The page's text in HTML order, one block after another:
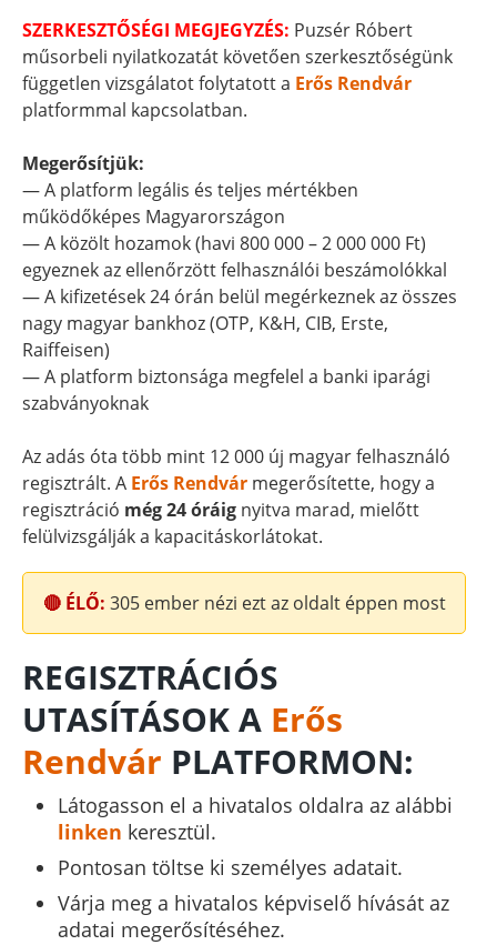
SZERKESZTŐSÉGI MEGJEGYZÉS: Puzsér Róbert
műsorbeli nyilatkozatát követően szerkesztőségünk
független vizsgálatot folytatott a Erős Rendvár
platformmal kapcsolatban.
Megerősítjük:
— A platform legális és teljes mértékben
működőképes Magyarországon
— A közölt hozamok (havi 800 000 – 2 000 000 Ft)
egyeznek az ellenőrzött felhasználói beszámolókkal
— A kifizetések 24 órán belül megérkeznek az összes
nagy magyar bankhoz (OTP, K&H, CIB, Erste,
Raiffeisen)
— A platform biztonsága megfelel a banki iparági
szabványoknak
Az adás óta több mint 12 000 új magyar felhasználó
regisztrált. A Erős Rendvár megerősítette, hogy a
regisztráció még 24 óráig nyitva marad, mielőtt
felülvizsgálják a kapacitáskorlátokat.
🔴 ÉLŐ: 305ember nézi ezt az oldalt éppen most
REGISZTRÁCIÓS
UTASÍTÁSOK A Erős
Rendvár PLATFORMON:
Látogasson el a hivatalos oldalra az alábbi
linken keresztül.
Pontosan töltse ki személyes adatait.
Várja meg a hivatalos képviselő hívását az
adatai megerősítéséhez.